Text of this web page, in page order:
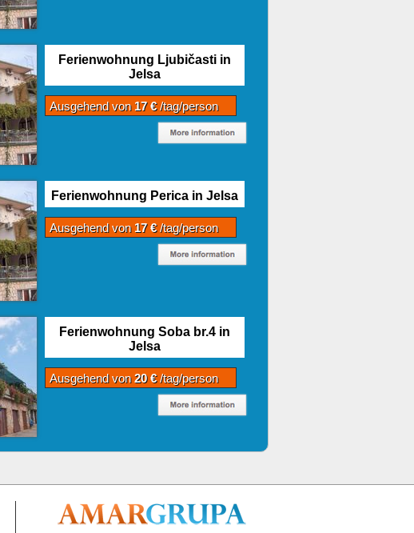
Ferienwohnung Ljubičasti in
Jelsa
Ausgehend von 17 €/tag/person
Ferienwohnung Perica in Jelsa
Ausgehend von 17 €/tag/person
Ferienwohnung Soba br.4 in
Jelsa
Ausgehend von20 €/tag/person